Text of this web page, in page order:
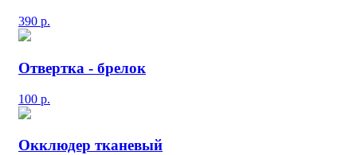
390 р.
Отвертка - брелок
100 р.
Окклюдер тканевый